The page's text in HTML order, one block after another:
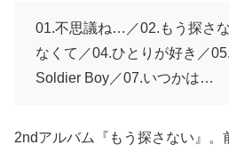
01.不思議ね…／02.もう探さ
なくて／04.ひとりが好き／
Soldier Boy／07.いつかは…
2ndアルバム『もう探さない』。